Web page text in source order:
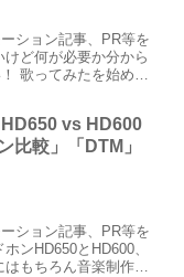
ション記事、PR等を
ど何が必要か分から
歌ってみたを始めよ
vs HD600
比較」「DTM」
ション記事、PR等を
ンHD650とHD600、
はもちろん音楽制作に